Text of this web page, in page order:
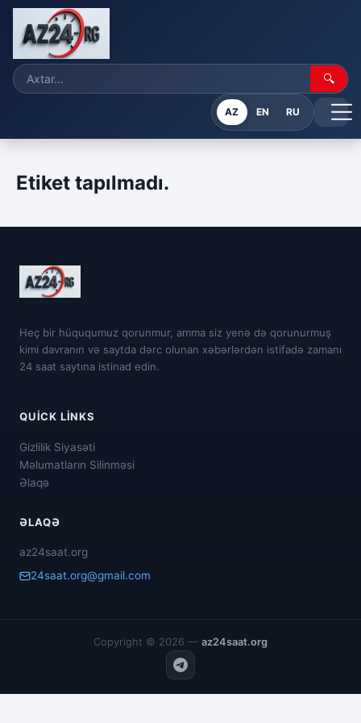
🔍
AZ EN RU
Etiket tapılmadı.
Heç bir hüququmuz qorunmur, amma siz yenə də qorunurmuş
kimi davranın və saytda dərc olunan xəbərlərdən istifadə zamanı
24 saat saytına istinad edin.
QUICK LINKS
Gizlilik Siyasəti
Məlumatların Silinməsi
Əlaqə
ƏLAQƏ
az24saat.org
24saat.org@gmail.com
Copyright © 2026 — az24saat.org